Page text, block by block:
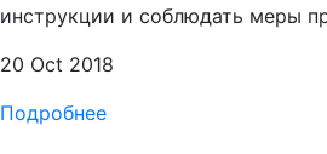
инструкции и соблюдать меры
20 Oct 2018
Подробнее